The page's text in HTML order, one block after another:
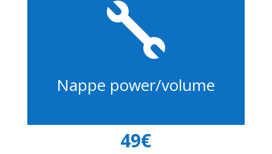

Nappe power/volume
49€